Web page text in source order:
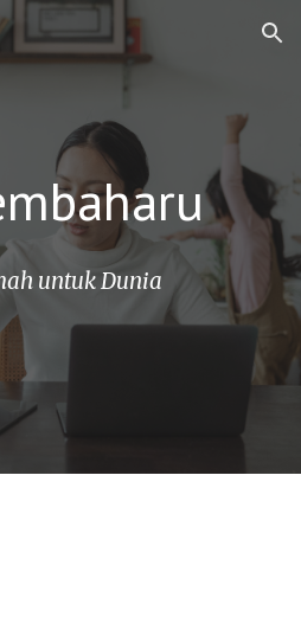
Skip to navigation
untuk Dunia